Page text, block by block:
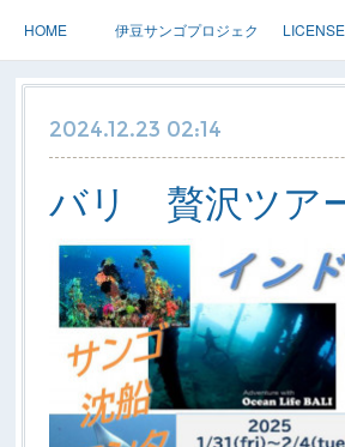
HOME 伊豆サンゴプロジェクト LICENSE
体験ダイブ 親子ダイブ ステップアップ
2024.12.23 02:14
バリ 贅沢ツア